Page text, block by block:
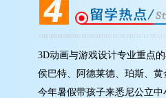
3D动画与游戏设计专业重点
侯巴特、阿德莱德、珀斯、
今年暑假带孩子来悉尼公立